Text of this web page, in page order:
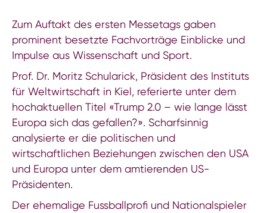
Zum Auftakt des ersten Messetags gaben
prominent besetzte Fachvorträge Einblicke und
Impulse aus Wissenschaft und Sport.
Prof. Dr. Moritz Schularick, Präsident des Instituts
für Weltwirtschaft in Kiel, referierte unter dem
hochaktuellen Titel «Trump 2.0 – wie lange lässt
Europa sich das gefallen?». Scharfsinnig
analysierte er die politischen und
wirtschaftlichen Beziehungen zwischen den USA
und Europa unter dem amtierenden US-
Präsidenten.
Der ehemalige Fussballprofi und Nationalspieler